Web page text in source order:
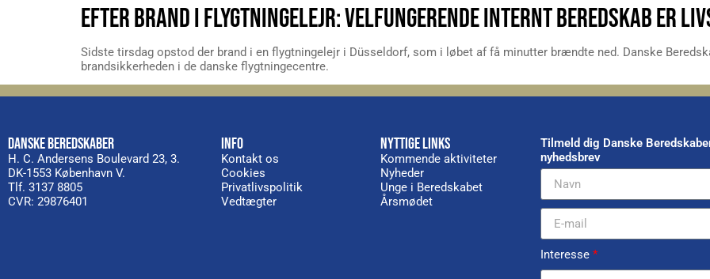
EFTER BRAND I FLYGTNINGELEJR: VELFUNGERENDE INTERNT BEREDSKAB ER
Sidste tirsdag opstod der brand i en flygtningelejr i Düsseldorf, som i løbet af få minutter brændte ned. Danske
brandsikkerheden i de danske flygtningecentre.
DANSKE BEREDSKABER
H. C. Andersens Boulevard 23, 3.
DK-1553 København V.
Tlf. 3137 8805
CVR: 29876401
INFO
Kontakt os
Cookies
Privatlivspolitik
Vedtægter
NYTTIGE LINKS
Kommende aktiviteter
Nyheder
Unge i Beredskabet
Årsmødet
Tilmeld dig Danske
nyhedsbrev
Interesse *